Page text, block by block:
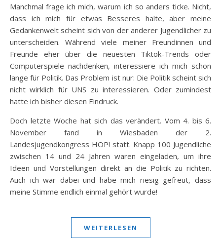
Manchmal frage ich mich, warum ich so anders ticke. Nicht,
dass ich mich für etwas Besseres halte, aber meine
Gedankenwelt scheint sich von der anderer Jugendlicher zu
unterscheiden. Während viele meiner Freundinnen und
Freunde eher über die neuesten Tiktok-Trends oder
Computerspiele nachdenken, interessiere ich mich schon
lange für Politik. Das Problem ist nur: Die Politik scheint sich
nicht wirklich für UNS zu interessieren. Oder zumindest
hatte ich bisher diesen Eindruck.
Doch letzte Woche hat sich das verändert. Vom 4. bis 6.
November fand in Wiesbaden der 2.
Landesjugendkongress HOP! statt. Knapp 100 Jugendliche
zwischen 14 und 24 Jahren waren eingeladen, um ihre
Ideen und Vorstellungen direkt an die Politik zu richten.
Auch ich war dabei und habe mich riesig gefreut, dass
meine Stimme endlich einmal gehört wurde!
WEITERLESEN